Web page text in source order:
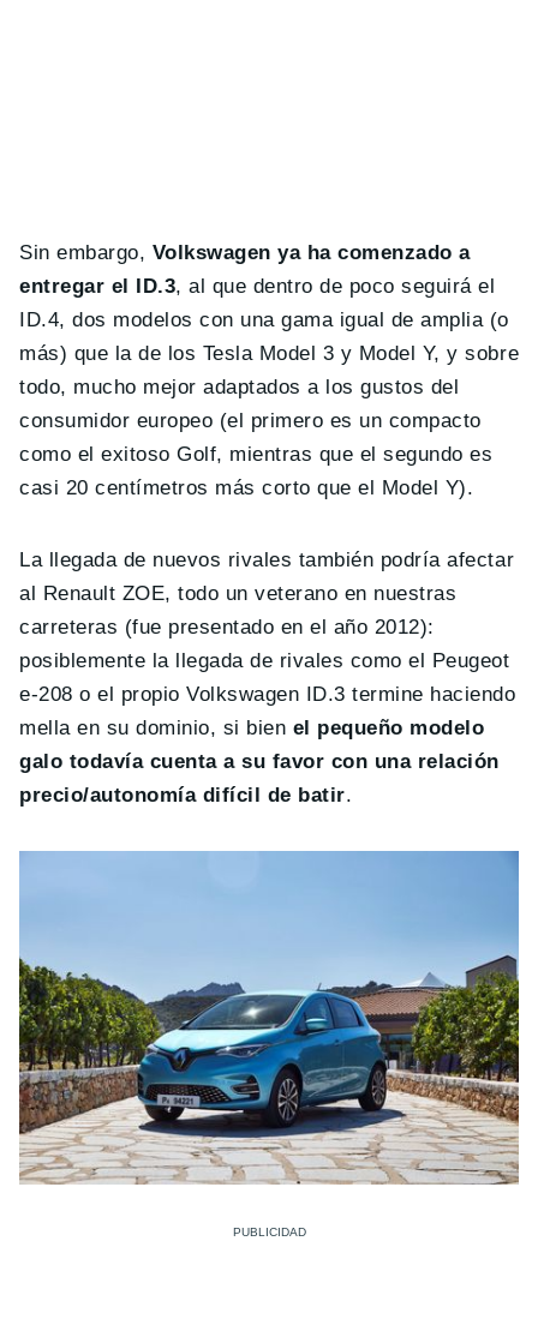
Sin embargo, Volkswagen ya ha comenzado a
entregar el ID.3, al que dentro de poco seguirá el
ID.4, dos modelos con una gama igual de amplia (o
más) que la de los Tesla Model 3 y Model Y, y sobre
todo, mucho mejor adaptados a los gustos del
consumidor europeo (el primero es un compacto
como el exitoso Golf, mientras que el segundo es
casi 20 centímetros más corto que el Model Y).
La llegada de nuevos rivales también podría afectar
al Renault ZOE, todo un veterano en nuestras
carreteras (fue presentado en el año 2012):
posiblemente la llegada de rivales como el Peugeot
e-208 o el propio Volkswagen ID.3 termine haciendo
mella en su dominio, si bien el pequeño modelo
galo todavía cuenta a su favor con una relación
precio/autonomía difícil de batir.